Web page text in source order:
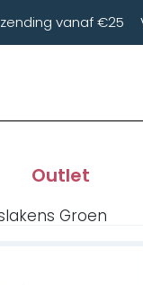
vanaf €25
Outlet
Groen